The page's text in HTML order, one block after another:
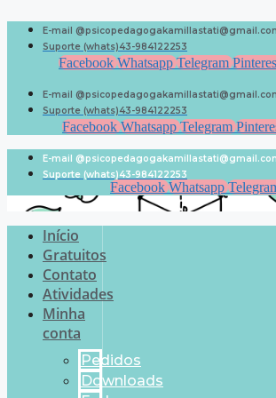
para
E-mail
Suporte (whats)43-984122253
Facebook Whatsapp Telegram
E-mail
Suporte (whats)43-984122253
Facebook Whatsapp Telegram
E-mail
Suporte (whats)43-984122253
Facebook Whatsapp
Início
Gratuitos
Contato
Atividades
Minha
conta
Pedidos
Downloads